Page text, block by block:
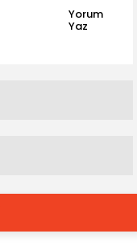
Yorum
Yaz